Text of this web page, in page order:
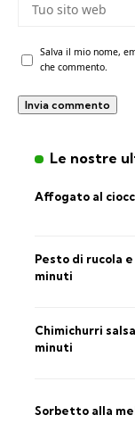
Salva il mio nome,
che commento.
Le nostre
Affogato al
Pesto di rucola
minuti
Chimichurri
minuti
Sorbetto alla